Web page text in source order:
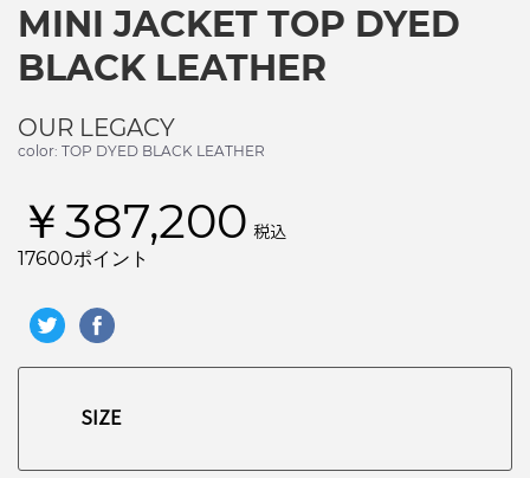
MINI JACKET TOP DYED
BLACK LEATHER
OUR LEGACY
color: TOP DYED BLACK LEATHER
￥387,200 税込
17600ポイント